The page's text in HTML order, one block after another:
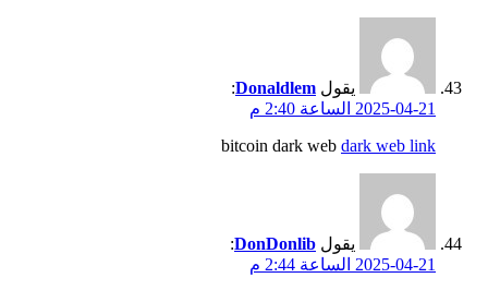
يقول Donaldlem
:
2025-04-21 الساعة 2:40 م
bitcoin dark webdark web link
يقول DonDonlib
:
2025-04-21 الساعة 2:44 م